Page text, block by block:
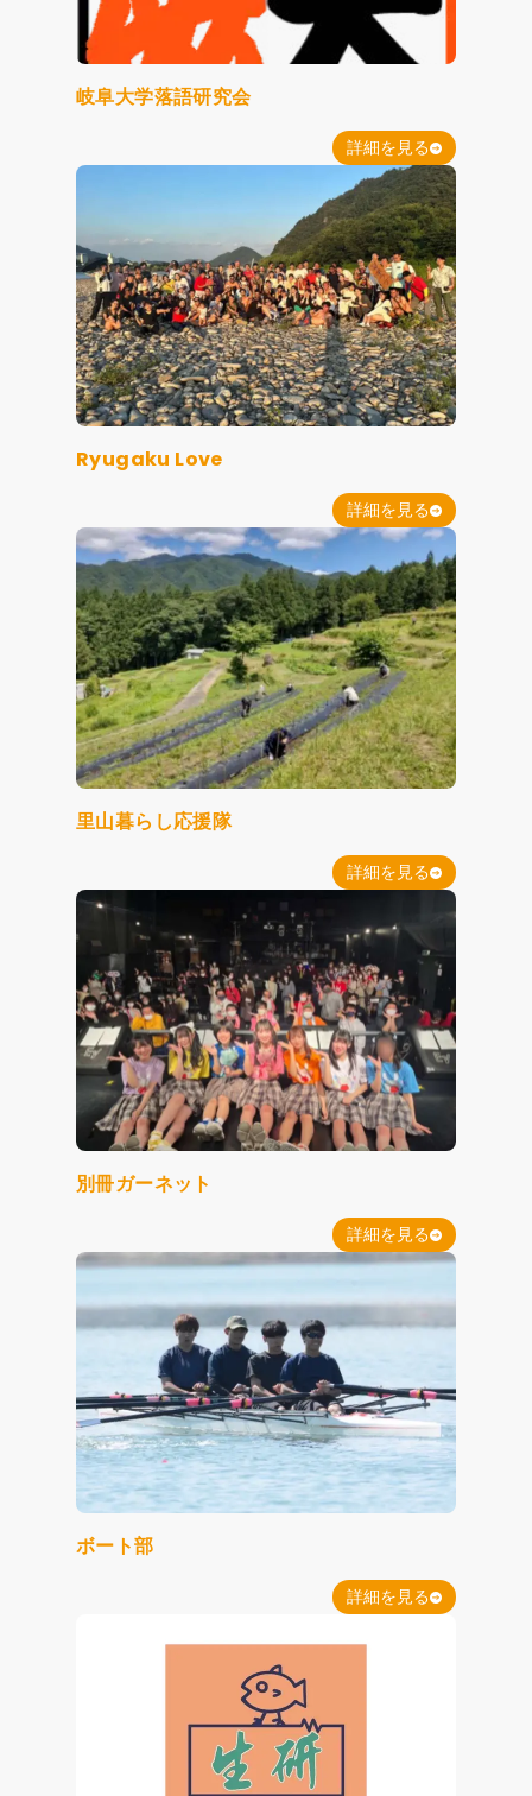
岐阜大学落語研究会
詳細を見る
Ryugaku Love
詳細を見る
里山暮らし応援隊
詳細を見る
別冊ガーネット
詳細を見る
ボート部
詳細を見る